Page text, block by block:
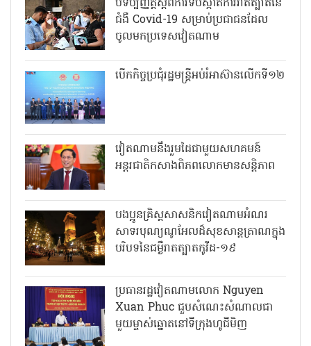
បទប្បញ្ញត្តិស្តីពីការទប់ស្កាត់ការរាតត្បាតនៃ
ជំងឺ Covid-19 សម្រាប់ប្រជាជនដែល
ចូលមកប្រទេសវៀតណាម
បើកកិច្ចប្រជុំរដ្ឋមន្ត្រីអប់រំអាស៊ានលើកទី១២
វៀតណាមនឹងរួមដៃជាមួយសហគមន៍
អន្តរជាតិកសាងពិភពលោកមានសន្តិភាព
បងប្អូនគ្រិស្តសាសនិកវៀតណាមអំណរ
សាទរបុណ្យណូអែលដ៏សុខសាន្តត្រាណក្នុង
បរិបទនៃជម្ងឺរាតត្បាតកូវីដ-១៩
ប្រធានរដ្ឋវៀតណាមលោក Nguyen
Xuan Phuc ជួបសំណេះសំណាលជា
មួយម្ចាស់ឆ្នោតនៅទីក្រុងហូជីមិញ